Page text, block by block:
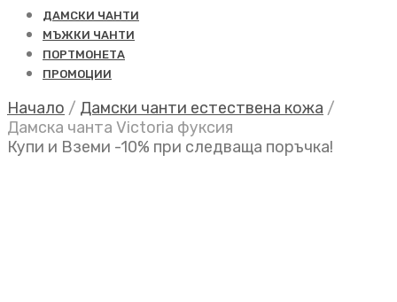
ДАМСКИ ЧАНТИ
МЪЖКИ ЧАНТИ
ПОРТМОНЕТА
ПРОМОЦИИ
Начало / Дамски чанти естествена кожа /
Дамска чанта Victoria фуксия
Купи и Вземи -10% при следваща поръчка!